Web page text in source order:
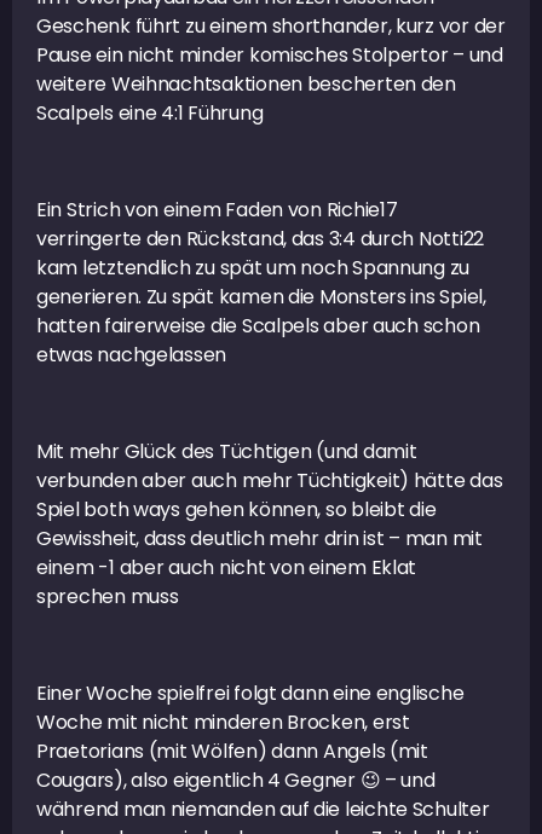
Geschenk führt zu einem shorthander, kurz vor der
Pause ein nicht minder komisches Stolpertor – und
weitere Weihnachtsaktionen bescherten den
Scalpels eine 4:1 Führung
Ein Strich von einem Faden von Richie17
verringerte den Rückstand, das 3:4 durch Notti22
kam letztendlich zu spät um noch Spannung zu
generieren. Zu spät kamen die Monsters ins Spiel,
hatten fairerweise die Scalpels aber auch schon
etwas nachgelassen
Mit mehr Glück des Tüchtigen (und damit
verbunden aber auch mehr Tüchtigkeit) hätte das
Spiel both ways gehen können, so bleibt die
Gewissheit, dass deutlich mehr drin ist – man mit
einem -1 aber auch nicht von einem Eklat
sprechen muss
Einer Woche spielfrei folgt dann eine englische
Woche mit nicht minderen Brocken, erst
Praetorians (mit Wölfen) dann Angels (mit
Cougars), also eigentlich 4 Gegner 😉 – und
während man niemanden auf die leichte Schulter